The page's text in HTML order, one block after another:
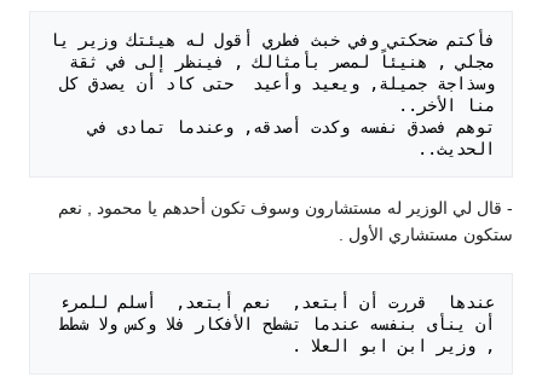
توهم فصدق نفسه وكدت أصدقه, وعندما تمادى في
الحديث..
- قال لي الوزير له مستشارون وسوف تكون أحدهم يا محمود , نعم
ستكون مستشاري الأول .
, وزير ابن ابو العلا .